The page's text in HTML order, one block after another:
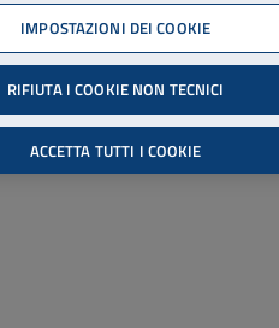
Accessibilità
Cerca
IMPOSTAZIONI DEI COOKIE
RIFIUTA I COOKIE NON TECNICI
ACCETTA TUTTI I COOKIE